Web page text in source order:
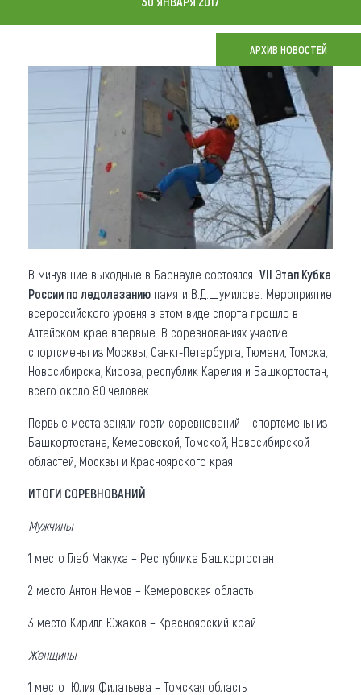
Что привезти (сувениры)
О регионе
Коллекция впечатлений
Другие рубрики
АРХИВ НОВОСТЕЙ
В минувшие выходные в Барнауле состоялся VII Этап Кубка
России по ледолазанию памяти В.Д.Шумилова. Мероприятие
всероссийского уровня в этом виде спорта прошло в
Алтайском крае впервые. В соревнованиях участие
спортсмены из Москвы, Санкт-Петербурга, Тюмени, Томска,
Новосибирска, Кирова, республик Карелия и Башкортостан,
всего около 80 человек.
Первые места заняли гости соревнований – спортсмены из
Башкортостана, Кемеровской, Томской, Новосибирской
областей, Москвы и Красноярского края.
ИТОГИ СОРЕВНОВАНИЙ
Мужчины
1 место Глеб Макуха – Республика Башкортостан
2 место Антон Немов – Кемеровская область
3 место Кирилл Южаков – Красноярский край
Женщины
1 место Юлия Филатьева – Томская область